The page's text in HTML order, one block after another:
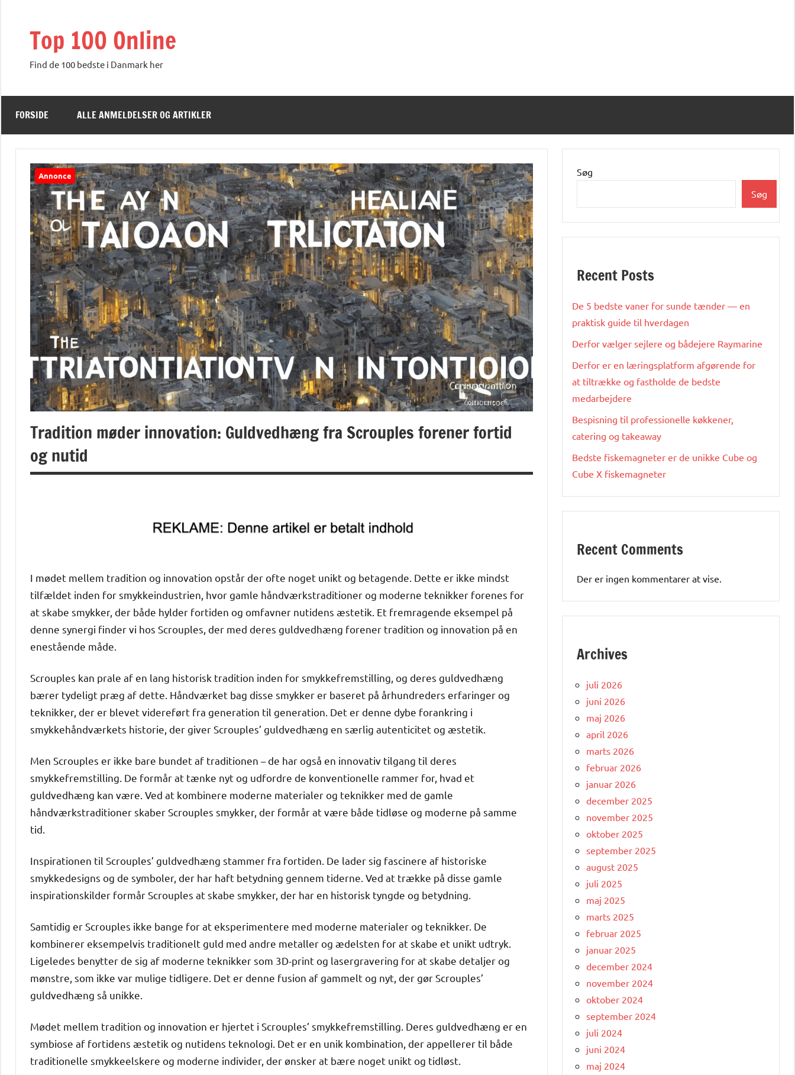
Top 100 Online
Find de 100 bedste i Danmark her
FORSIDE ALLE ANMELDELSER OG ARTIKLER
Annonce
Tradition møder innovation: Guldvedhæng fra Scrouples forener fortid
og nutid
I mødet mellem tradition og innovation opstår der ofte noget unikt og betagende. Dette er ikke mindst
tilfældet inden for smykkeindustrien, hvor gamle håndværkstraditioner og moderne teknikker forenes for
at skabe smykker, der både hylder fortiden og omfavner nutidens æstetik. Et fremragende eksempel på
denne synergi finder vi hos Scrouples, der med deres guldvedhæng forener tradition og innovation på en
enestående måde.
Scrouples kan prale af en lang historisk tradition inden for smykkefremstilling, og deres guldvedhæng
bærer tydeligt præg af dette. Håndværket bag disse smykker er baseret på århundreders erfaringer og
teknikker, der er blevet videreført fra generation til generation. Det er denne dybe forankring i
smykkehåndværkets historie, der giver Scrouples’ guldvedhæng en særlig autenticitet og æstetik.
Men Scrouples er ikke bare bundet af traditionen – de har også en innovativ tilgang til deres
smykkefremstilling. De formår at tænke nyt og udfordre de konventionelle rammer for, hvad et
guldvedhæng kan være. Ved at kombinere moderne materialer og teknikker med de gamle
håndværkstraditioner skaber Scrouples smykker, der formår at være både tidløse og moderne på samme
tid.
Inspirationen til Scrouples’ guldvedhæng stammer fra fortiden. De lader sig fascinere af historiske
smykkedesigns og de symboler, der har haft betydning gennem tiderne. Ved at trække på disse gamle
inspirationskilder formår Scrouples at skabe smykker, der har en historisk tyngde og betydning.
Samtidig er Scrouples ikke bange for at eksperimentere med moderne materialer og teknikker. De
kombinerer eksempelvis traditionelt guld med andre metaller og ædelsten for at skabe et unikt udtryk.
Ligeledes benytter de sig af moderne teknikker som 3D-print og lasergravering for at skabe detaljer og
mønstre, som ikke var mulige tidligere. Det er denne fusion af gammelt og nyt, der gør Scrouples’
guldvedhæng så unikke.
Mødet mellem tradition og innovation er hjertet i Scrouples’ smykkefremstilling. Deres guldvedhæng er en
symbiose af fortidens æstetik og nutidens teknologi. Det er en unik kombination, der appellerer til både
traditionelle smykkeelskere og moderne individer, der ønsker at bære noget unikt og tidløst.
Søg
Søg
Recent Posts
De 5 bedste vaner for sunde tænder — en
praktisk guide til hverdagen
Derfor vælger sejlere og bådejere Raymarine
Derfor er en læringsplatform afgørende for
at tiltrække og fastholde de bedste
medarbejdere
Bespisning til professionelle køkkener,
catering og takeaway
Bedste fiskemagneter er de unikke Cube og
Cube X fiskemagneter
Recent Comments
Der er ingen kommentarer at vise.
Archives
juli 2026
juni 2026
maj 2026
april 2026
marts 2026
februar 2026
januar 2026
december 2025
november 2025
oktober 2025
september 2025
august 2025
juli 2025
maj 2025
marts 2025
februar 2025
januar 2025
december 2024
november 2024
oktober 2024
september 2024
juli 2024
juni 2024
maj 2024